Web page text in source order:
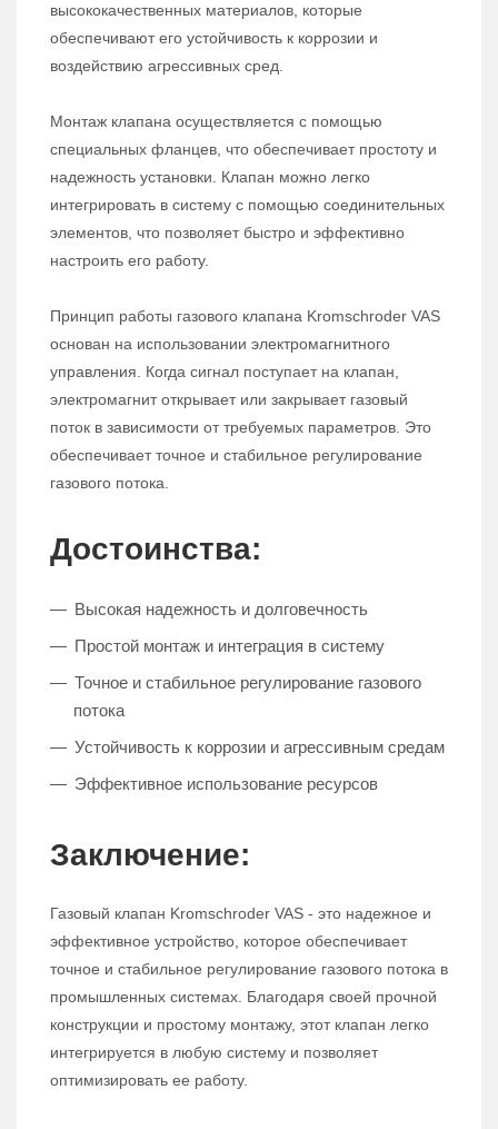
высококачественных материалов, которые
обеспечивают его устойчивость к коррозии и
воздействию агрессивных сред.
Монтаж клапана осуществляется с помощью
специальных фланцев, что обеспечивает простоту и
надежность установки. Клапан можно легко
интегрировать в систему с помощью соединительных
элементов, что позволяет быстро и эффективно
настроить его работу.
Принцип работы газового клапана Kromschroder VAS
основан на использовании электромагнитного
управления. Когда сигнал поступает на клапан,
электромагнит открывает или закрывает газовый
поток в зависимости от требуемых параметров. Это
обеспечивает точное и стабильное регулирование
газового потока.
Достоинства:
Высокая надежность и долговечность
Простой монтаж и интеграция в систему
Точное и стабильное регулирование газового
потока
Устойчивость к коррозии и агрессивным средам
Эффективное использование ресурсов
Заключение:
Газовый клапан Kromschroder VAS - это надежное и
эффективное устройство, которое обеспечивает
точное и стабильное регулирование газового потока в
промышленных системах. Благодаря своей прочной
конструкции и простому монтажу, этот клапан легко
интегрируется в любую систему и позволяет
оптимизировать ее работу.